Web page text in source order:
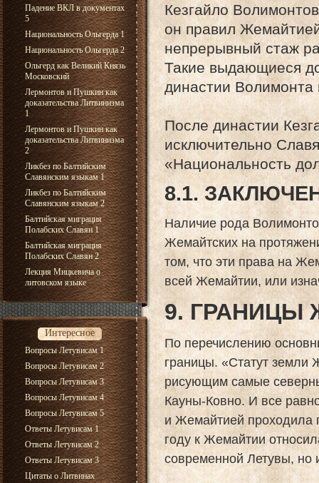
Падение ВКЛ в документах
5
Национальность Ольгерда 1
Национальность Ольгерда 2
Ольгерд как Великий Князь
Московский
Лермонтов и Пушкин как
доказательства Литвинизма
1
Лермонтов и Пушкин как
доказательства Литвинизма
2
Ликбез по Балтийским
Славянским языкам 1
Ликбез по Балтийским
Славянским языкам 2
Балтийская миграция
Полабских Славян 1
Балтийская миграция
Полабских Славян 2
Лекция Мицкевича о
литовском языке
Интересное
Вопросы Летувисам 1
Вопросы Летувисам 2
Вопросы Летувисам 3
Вопросы Летувисам 4
Вопросы Летувисам 5
Ответы Летувисам 1
Ответы Летувисам 2
Ответы Летувисам 3
Цитаты о Литвинах
Кезгайло
он правил
непрерывный стаж
Такие выдающиеся
династии Волимонта
После династии
исключительно
«Национальность
8.1.
Наличие рода
Жемайтских на
том, что эти права на
всей Жемайтии, или
9. ГРАНИЦЫ
По перечислению
границы. «Статут земли
рисующим самые
Кауны-Ковно. И все
и Жемайтией проходила
году к Жемайтии
современной Летувы, но